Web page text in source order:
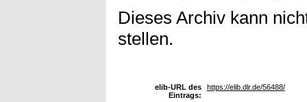
Dieses Archiv kann
stellen.
elib-URL des
Eintrags:
https://elib.dlr.de/56488/